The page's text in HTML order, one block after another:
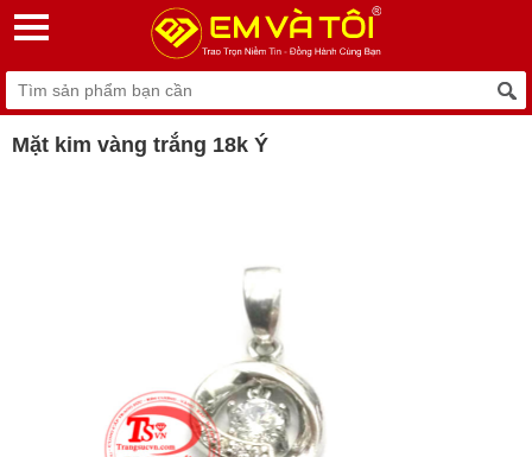
Mặt kim vàng trắng 18k Ý